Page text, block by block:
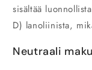
sisältää
D) lanoliinista,
Neutraali maku